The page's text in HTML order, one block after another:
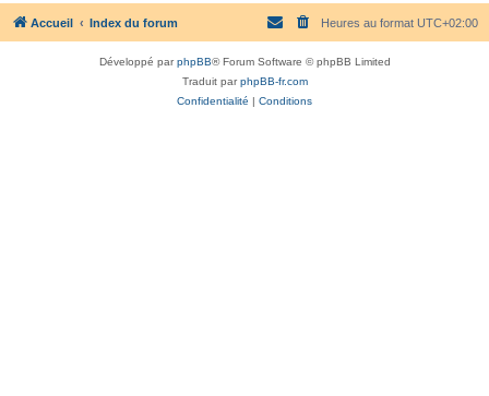
r
Accueil Index du forum Heures au format UTC+02:00
Développé parphpBB® Forum Software © phpBB Limited
Traduit parphpBB-fr.com
Confidentialité | Conditions